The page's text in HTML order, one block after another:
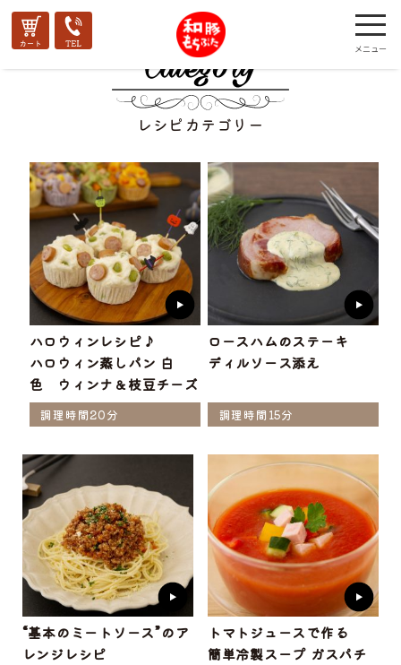
レシピカテゴリー
ハロウィンレシピ♪
ハロウィン蒸しパン 白
色 ウィンナ＆枝豆チーズ
調理時間20分
ロースハムのステーキ
ディルソース添え
調理時間15分
“基本のミートソース”のア
レンジレシピ
トマトジュースで作る
簡単冷製スープ ガスパチ